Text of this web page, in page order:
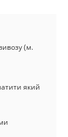
(м.
який